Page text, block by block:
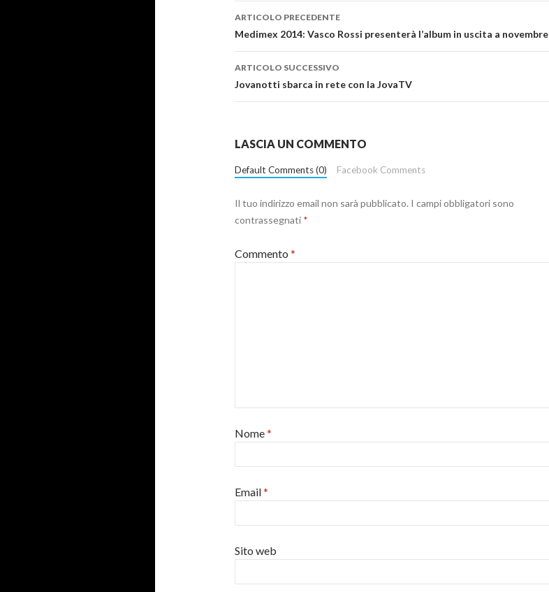
Navigazione
articolo
ARTICOLO PRECEDENTE
Medimex 2014: Vasco Rossi presenterà l’album in uscita a novembre
ARTICOLO SUCCESSIVO
Jovanotti sbarca in rete con la JovaTV
LASCIA UN COMMENTO
Default Comments (0) Facebook Comments
Il tuo indirizzo email non sarà pubblicato. I campi obbligatori sono
contrassegnati *
Commento *
Nome*
Email*
Sito web